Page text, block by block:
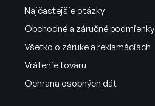
Najčastejšie otázky
Obchodné a záručné podmienky
Všetko o záruke a reklamáciách
Vrátenie tovaru
Ochrana osobných dát